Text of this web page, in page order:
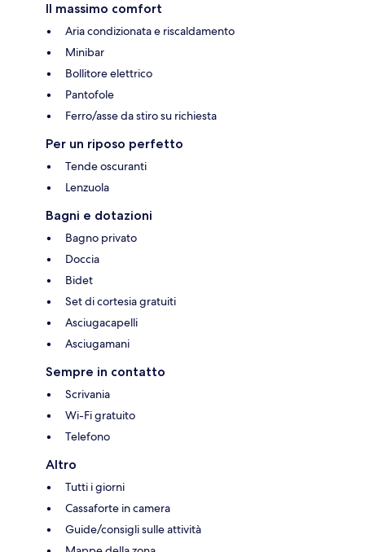
Il massimo comfort
Aria condizionata e riscaldamento
Minibar
Bollitore elettrico
Pantofole
Ferro/asse da stiro su richiesta
Per un riposo perfetto
Tende oscuranti
Lenzuola
Bagni e dotazioni
Bagno privato
Doccia
Bidet
Set di cortesia gratuiti
Asciugacapelli
Asciugamani
Sempre in contatto
Scrivania
Wi-Fi gratuito
Telefono
Altro
Tutti i giorni
Cassaforte in camera
Guide/consigli sulle attività